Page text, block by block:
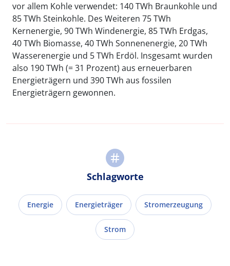
vor allem Kohle verwendet: 140 TWh Braunkohle und
85 TWh Steinkohle. Des Weiteren 75 TWh
Kernenergie, 90 TWh Windenergie, 85 TWh Erdgas,
40 TWh Biomasse, 40 TWh Sonnenenergie, 20 TWh
Wasserenergie und 5 TWh Erdöl. Insgesamt wurden
also 190 TWh (= 31 Prozent) aus erneuerbaren
Energieträgern und 390 TWh aus fossilen
Energieträgern gewonnen.
Schlagworte
Energie Energieträger Stromerzeugung
Strom